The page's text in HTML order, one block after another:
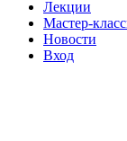
Лекции
Мастер-
Новости
Вход